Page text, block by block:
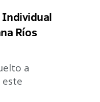
Individual
Ríos
a